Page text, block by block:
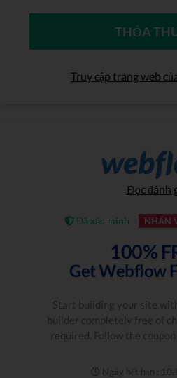
THỎA
Truy cập trang web
Đọc đánh
Đã xác minh NHÂN
100%
Get Webflow
Start building your site
builder completely free of
required. Follow the
Ngày hết hạn :